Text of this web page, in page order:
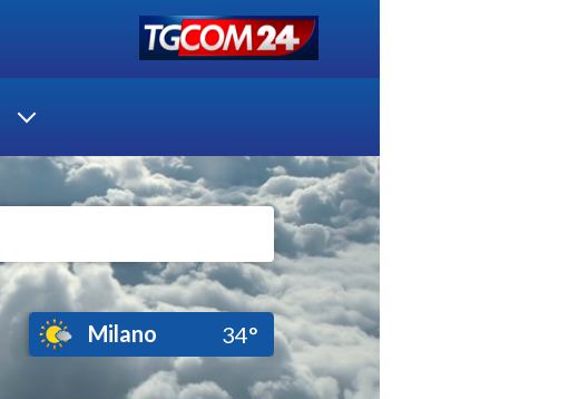
Milano 34°